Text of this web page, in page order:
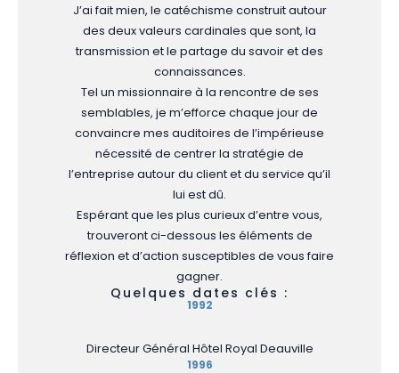
J’ai fait mien, le catéchisme construit autour
des deux valeurs cardinales que sont, la
transmission et le partage du savoir et des
connaissances.
Tel un missionnaire à la rencontre de ses
semblables, je m’efforce chaque jour de
convaincre mes auditoires de l’impérieuse
nécessité de centrer la stratégie de
l’entreprise autour du client et du service qu’il
lui est dû.
Espérant que les plus curieux d’entre vous,
trouveront ci-dessous les éléments de
réflexion et d’action susceptibles de vous faire
gagner.
Quelques dates clés :
1992
Directeur Général Hôtel Royal Deauville
1996